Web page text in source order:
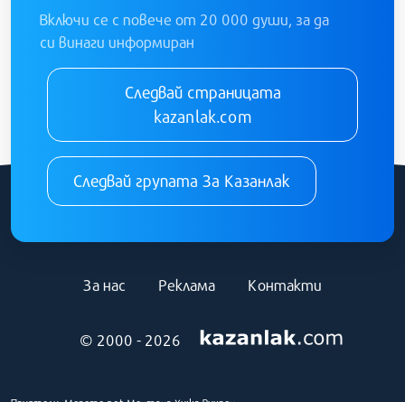
Включи се с повече от 20 000 души, за да
си винаги информиран
Следвай страницата
kazanlak.com
Следвай групата За Казанлак
© 2000 - 2026
За нас Реклама Контакти